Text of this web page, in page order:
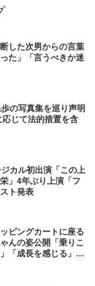
した次男からの言葉
た」「言うべきか迷
の写真集を巡り声明
じて法的措置を含
カル初出演「この上
」4年ぶり上演「フ
ト発表
ピングカートに座る
んの姿公開「乗りこ
「成長を感じる」の